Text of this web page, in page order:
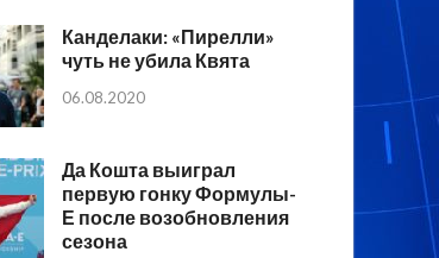
Канделаки: «Пирелли»
чуть не убила Квята
06.08.2020
Да Кошта выиграл
первую гонку Формулы-
Е после возобновления
сезона